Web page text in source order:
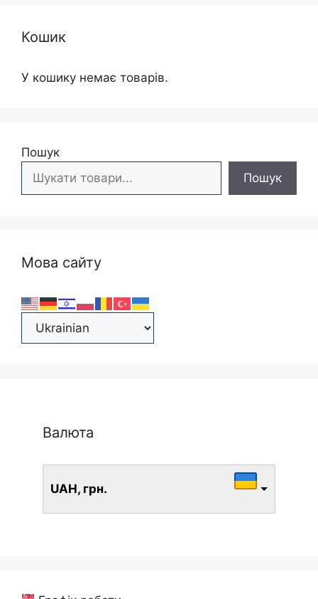
Кошик
У кошику немає товарів.
Пошук
Пошук
Мова сайту
Валюта
UAH, грн.